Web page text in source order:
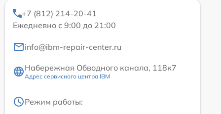
+7 (812) 214-20-41
Ежедневно с 9:00 до 21:00
info@ibm-repair-center.ru
Набережная Обводного канала, 118к7
Адрес сервисного центра IBM
Режим работы: